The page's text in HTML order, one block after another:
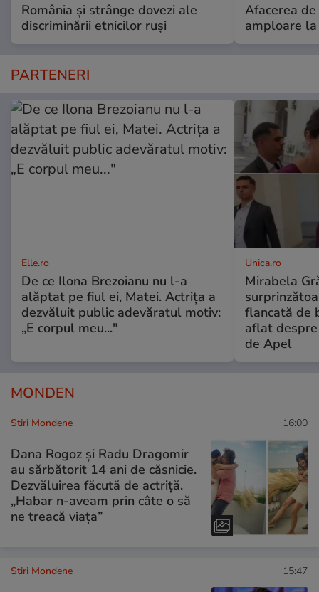
România și strânge dovezi ale
discriminării etnicilor ruși
Afacerea
amploare
PARTENERI
Elle.ro
De ce Ilona Brezoianu nu l-a
alăptat pe fiul ei, Matei. Actrița a
dezvăluit public adevăratul motiv:
„E corpul meu..."
Unica.ro
Mirabela
flancată de
aflat
de Apel
MONDEN
Stiri Mondene 16:00
Dana Rogoz și Radu Dragomir
au sărbătorit 14 ani de căsnicie.
Dezvăluirea făcută de actriță.
„Habar n-aveam prin câte o să
ne treacă viața”
Stiri Mondene 15:47